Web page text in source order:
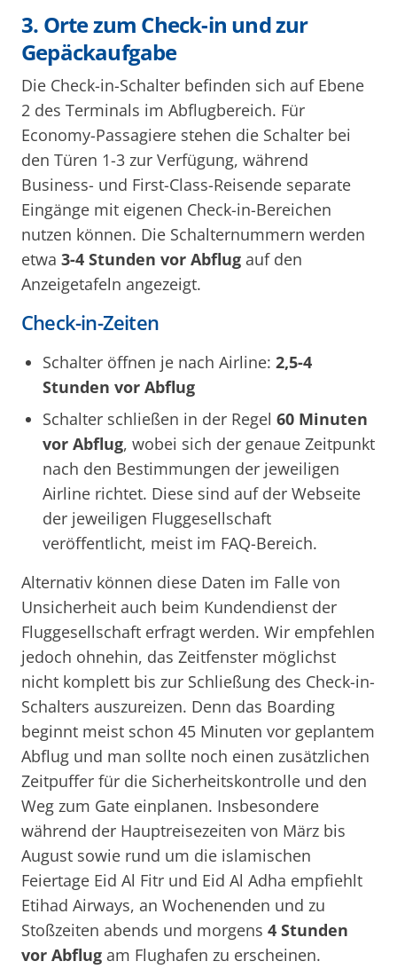
3. Orte zum Check-in und zur
Gepäckaufgabe
Die Check-in-Schalter befinden sich auf Ebene
2 des Terminals im Abflugbereich. Für
Economy-Passagiere stehen die Schalter bei
den Türen 1-3 zur Verfügung, während
Business- und First-Class-Reisende separate
Eingänge mit eigenen Check-in-Bereichen
nutzen können. Die Schalternummern werden
etwa 3-4 Stunden vor Abflug auf den
Anzeigetafeln angezeigt.
Check-in-Zeiten
Schalter öffnen je nach Airline: 2,5-4
Stunden vor Abflug
Schalter schließen in der Regel 60 Minuten
vor Abflug, wobei sich der genaue Zeitpunkt
nach den Bestimmungen der jeweiligen
Airline richtet. Diese sind auf der Webseite
der jeweiligen Fluggesellschaft
veröffentlicht, meist im FAQ-Bereich.
Alternativ können diese Daten im Falle von
Unsicherheit auch beim Kundendienst der
Fluggesellschaft erfragt werden. Wir empfehlen
jedoch ohnehin, das Zeitfenster möglichst
nicht komplett bis zur Schließung des Check-in-
Schalters auszureizen. Denn das Boarding
beginnt meist schon 45 Minuten vor geplantem
Abflug und man sollte noch einen zusätzlichen
Zeitpuffer für die Sicherheitskontrolle und den
Weg zum Gate einplanen. Insbesondere
während der Hauptreisezeiten von März bis
August sowie rund um die islamischen
Feiertage Eid Al Fitr und Eid Al Adha empfiehlt
Etihad Airways, an Wochenenden und zu
Stoßzeiten abends und morgens 4 Stunden
vor Abflug am Flughafen zu erscheinen.